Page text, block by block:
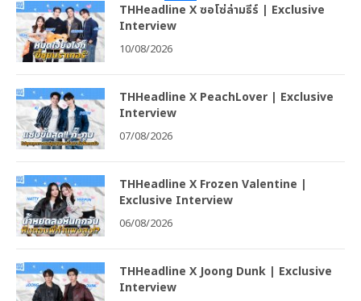
THHeadline X ซอโซ่ล่ามธีร์ | Exclusive
Interview
10/08/2026
THHeadline X PeachLover | Exclusive
Interview
07/08/2026
THHeadline X Frozen Valentine |
Exclusive Interview
06/08/2026
THHeadline X Joong Dunk | Exclusive
Interview